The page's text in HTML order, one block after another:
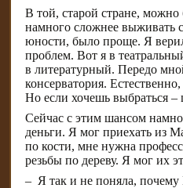
В той, старой стране,
намного сложнее выживать
юности, было проще. Я
проблем. Вот я в
в литературный. Передо
консерватория.
Но если хочешь выбраться –
Сейчас с этим шансом
деньги. Я мог приехать из
по кости, мне нужна
резьбы по дереву. Я мог их
– ​ Я так и не поняла, почему